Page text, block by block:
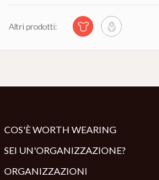
Altri prodotti:
COS'È WORTH WEARING
SEI UN'ORGANIZZAZIONE?
ORGANIZZAZIONI